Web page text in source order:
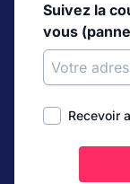
Suivez la
vous
Recevoir